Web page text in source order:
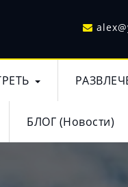
БЛОГ (Новости)